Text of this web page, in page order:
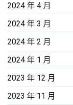
2024 年 4 月
2024 年 3 月
2024 年 2 月
2024 年 1 月
2023 年 12 月
2023 年 11 月